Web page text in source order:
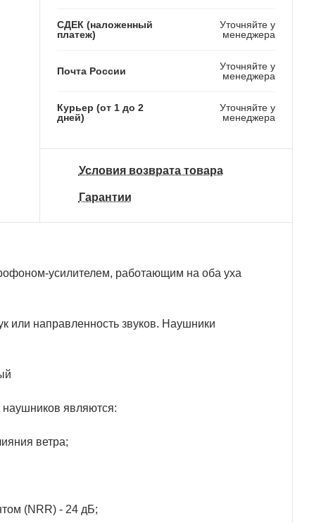
СДЕК (наложенный
платеж)
Уточняйте у
менеджера
Почта России
Уточняйте у
менеджера
Курьер (от 1 до 2
дней)
Уточняйте у
менеджера
Условия возврата товара
Гарантии
усилителем, работающим на оба уха
или направленность звуков. Наушники
являются:
ветра;
(NRR) - 24 дБ;